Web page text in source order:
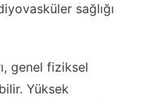
sağlığı
genel fiziksel
Yüksek